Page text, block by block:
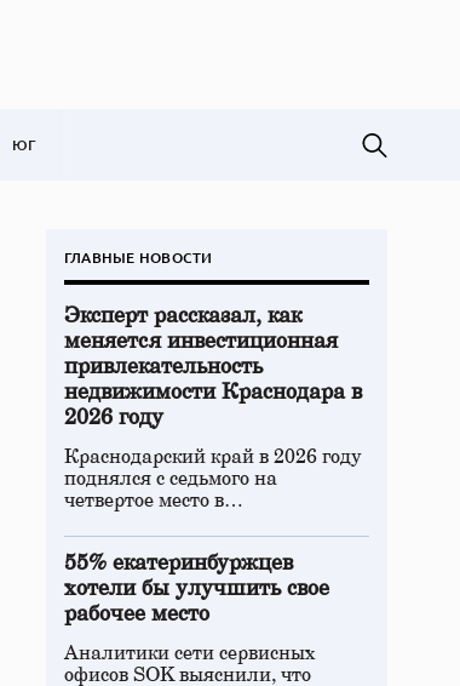
ЮГ
ГЛАВНЫЕ НОВОСТИ
Эксперт рассказал, как
меняется инвестиционная
привлекательность
недвижимости Краснодара в
2026 году
Краснодарский край в 2026 году
поднялся с седьмого на
четвертое место в…
55% екатеринбуржцев
хотели бы улучшить свое
рабочее место
Аналитики сети сервисных
офисов SOK выяснили, что